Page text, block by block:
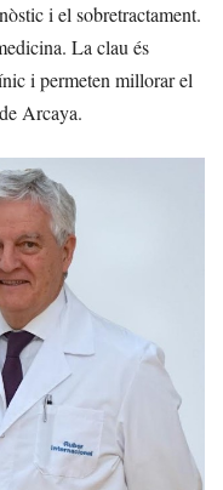
i el sobretractament.
La clau és
i permeten millorar el
Arcaya.